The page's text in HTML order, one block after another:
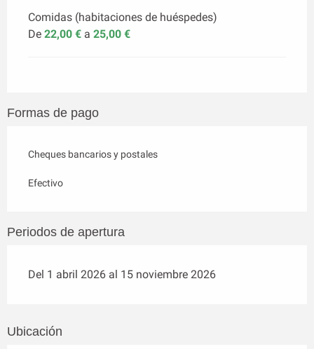
Comidas (habitaciones de huéspedes)
De 22,00 € a 25,00 €
Formas de pago
Cheques bancarios y postales
Efectivo
Periodos de apertura
Del 1 abril 2026 al 15 noviembre 2026
Ubicación